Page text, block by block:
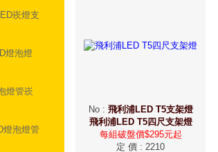
崁燈支
燈泡燈
燈管崁
燈泡燈管
No: 飛利浦LED T5支架燈
飛利浦LED T5四尺支架燈
每組破盤價$295元起
定 價 : 2210